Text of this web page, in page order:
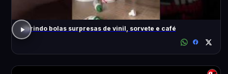
abrindo bolas surpresas de vinil, sorvete e café